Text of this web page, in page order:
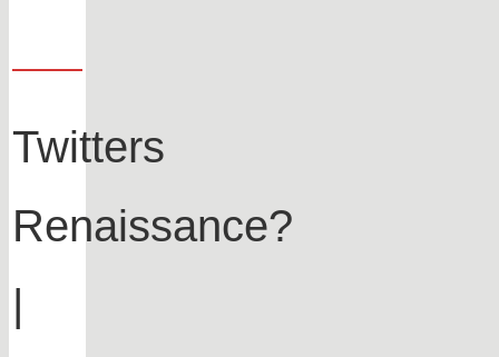
Twitters
Renaissance?
|